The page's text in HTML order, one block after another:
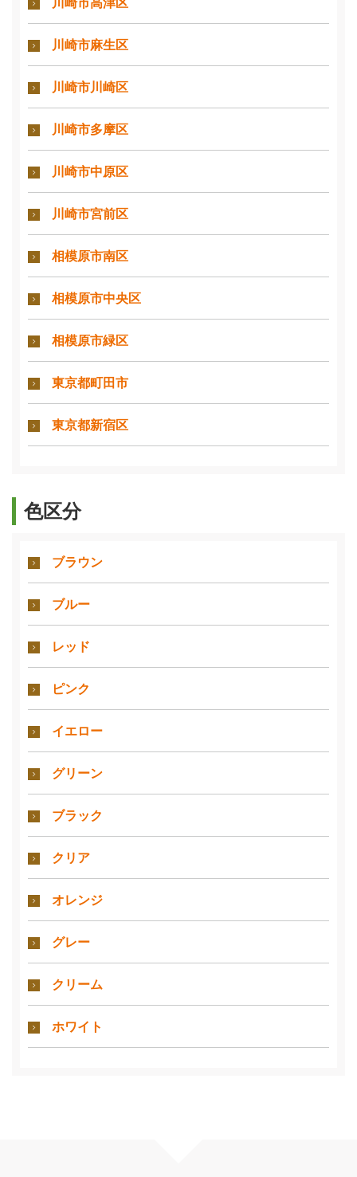
川崎市麻生区
川崎市川崎区
川崎市多摩区
川崎市中原区
川崎市宮前区
相模原市南区
相模原市中央区
相模原市緑区
東京都町田市
東京都新宿区
色区分
ブラウン
ブルー
レッド
ピンク
イエロー
グリーン
ブラック
クリア
オレンジ
グレー
クリーム
ホワイト